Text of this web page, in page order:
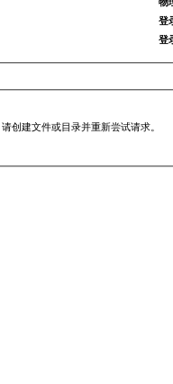
登
登
创建文件或目录并重新尝试请求。